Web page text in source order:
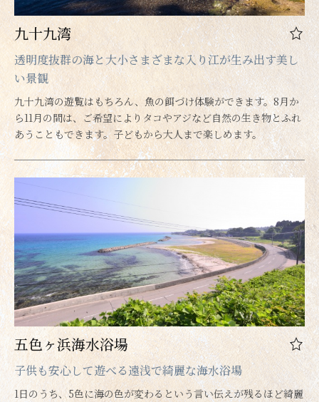
九十九湾
透明度抜群の海と大小さまざまな入り江が生み出す美し
い景観
九十九湾の遊覧はもちろん、魚の餌づけ体験ができます。8月か
ら11月の間は、ご希望によりタコやアジなど自然の生き物とふれ
あうこともできます。子どもから大人まで楽しめます。
五色ヶ浜海水浴場
子供も安心して遊べる遠浅で綺麗な海水浴場
1日のうち、5色に海の色が変わるという言い伝えが残るほど綺麗